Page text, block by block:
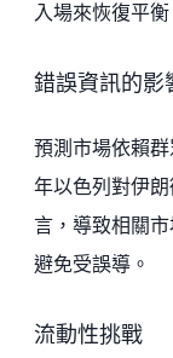
入場來恢復平衡
錯誤資訊的影
預測市場依賴
年以色列對伊
言，導致相關
避免受誤導。
流動性挑戰